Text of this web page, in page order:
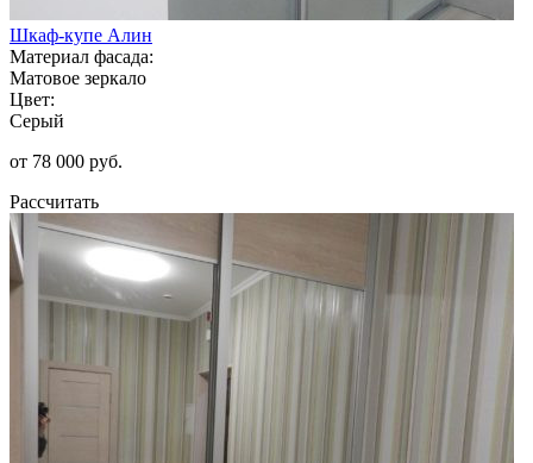
Шкаф-купе Алин
Материал фасада:
Матовое зеркало
Цвет:
Серый
от 78 000 руб.
Рассчитать